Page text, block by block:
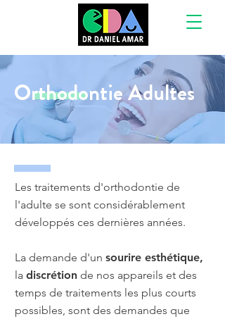
Orthodontie Adultes
Les traitements d'orthodontie de
l'adulte se sont considérablement
développés ces dernières années.
La demande d'un sourire esthétique,
la discrétion de nos appareils et des
temps de traitements les plus courts
possibles, sont des demandes que